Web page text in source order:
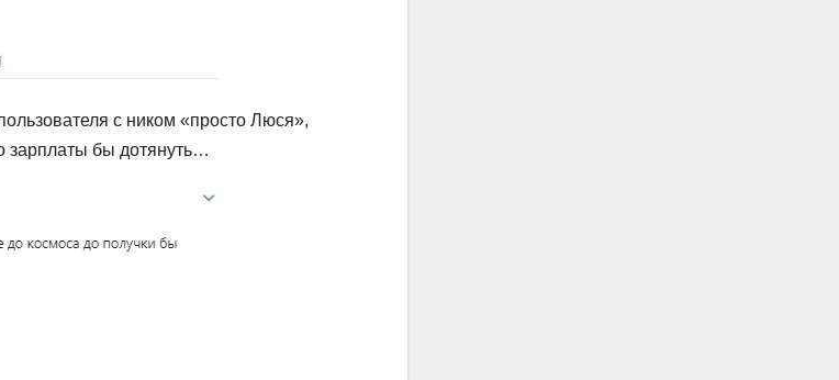
с ником «просто Люся»,
зарплаты бы дотянуть…